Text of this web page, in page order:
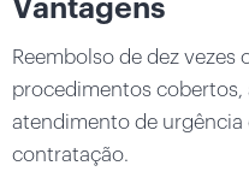
Vantagens
Reembolso de dez vezes
procedimentos cobertos,
atendimento de urgência
contratação.